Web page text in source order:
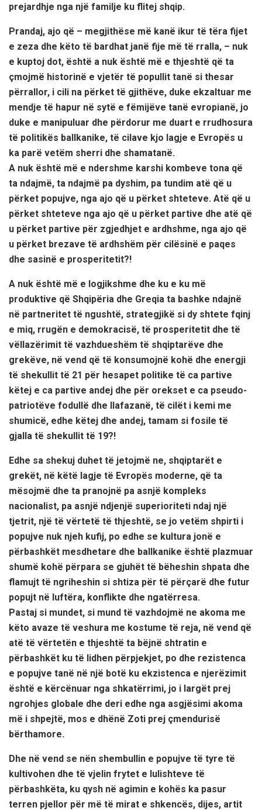
prejardhje nga një familje ku flitej shqip.
Prandaj, ajo që – megjithëse më kanë ikur të tëra fijet
e zeza dhe këto të bardhat janë fije më të rralla, – nuk
e kuptoj dot, është a nuk është më e thjeshtë që ta
çmojmë historinë e vjetër të popullit tanë si thesar
përrallor, i cili na përket të gjithëve, duke ekzaltuar me
mendje të hapur në sytë e fëmijëve tanë evropianë, jo
duke e manipuluar dhe përdorur me duart e rrudhosura
të politikës ballkanike, të cilave kjo lagje e Evropës u
ka parë vetëm sherri dhe shamatanë.
A nuk është më e ndershme karshi kombeve tona që
ta ndajmë, ta ndajmë pa dyshim, pa tundim atë që u
përket popujve, nga ajo që u përket shteteve. Atë që u
përket shteteve nga ajo që u përket partive dhe atë që
u përket partive për zgjedhjet e ardhshme, nga ajo që
u përket brezave të ardhshëm për cilësinë e paqes
dhe sasinë e prosperitetit?!
A nuk është më e logjikshme dhe ku e ku më
produktive që Shqipëria dhe Greqia ta bashke ndajnë
në partneritet të ngushtë, strategjikë si dy shtete fqinj
e miq, rrugën e demokracisë, të prosperitetit dhe të
vëllazërimit të vazhdueshëm të shqiptarëve dhe
grekëve, në vend që të konsumojnë kohë dhe energji
të shekullit të 21 për hesapet politike të ca partive
këtej e ca partive andej dhe për orekset e ca pseudo-
patriotëve fodullë dhe llafazanë, të cilët i kemi me
shumicë, edhe këtej dhe andej, tamam si fosile të
gjalla të shekullit të 19?!
Edhe sa shekuj duhet të jetojmë ne, shqiptarët e
grekët, në këtë lagje të Evropës moderne, që ta
mësojmë dhe ta pranojnë pa asnjë kompleks
nacionalist, pa asnjë ndjenjë superioriteti ndaj një
tjetrit, një të vërtetë të thjeshtë, se jo vetëm shpirti i
popujve nuk njeh kufij, po edhe se kultura jonë e
përbashkët mesdhetare dhe ballkanike është plazmuar
shumë kohë përpara se gjuhët të bëheshin shpata dhe
flamujt të ngriheshin si shtiza për të përçarë dhe futur
popujt në luftëra, konflikte dhe ngatërresa.
Pastaj si mundet, si mund të vazhdojmë ne akoma me
këto avaze të veshura me kostume të reja, në vend që
atë të vërtetën e thjeshtë ta bëjnë shtratin e
përbashkët ku të lidhen përpjekjet, po dhe rezistenca
e popujve tanë në një botë ku ekzistenca e njerëzimit
është e kërcënuar nga shkatërrimi, jo i largët prej
ngrohjes globale dhe deri edhe nga asgjësimi akoma
më i shpejtë, mos e dhënë Zoti prej çmendurisë
bërthamore.
Dhe në vend se nën shembullin e popujve të tyre të
kultivohen dhe të vjelin frytet e lulishteve të
përbashkëta, ku qysh në agimin e kohës ka pasur
terren pjellor për më të mirat e shkencës, dijes, artit